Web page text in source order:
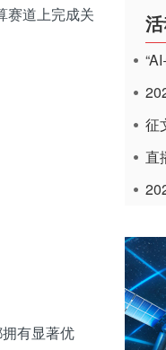
赛道上完成关
有显著优
征
成
直